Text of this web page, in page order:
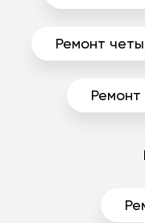
Ремонт
Ремонт